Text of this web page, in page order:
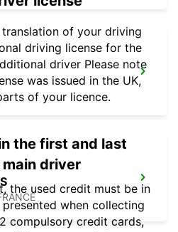
of your driving
driving license for the
driver Please note
was issued in the UK,
of your licence.
the first and last
driver
the used credit must be in
when collecting
compulsory credit cards,